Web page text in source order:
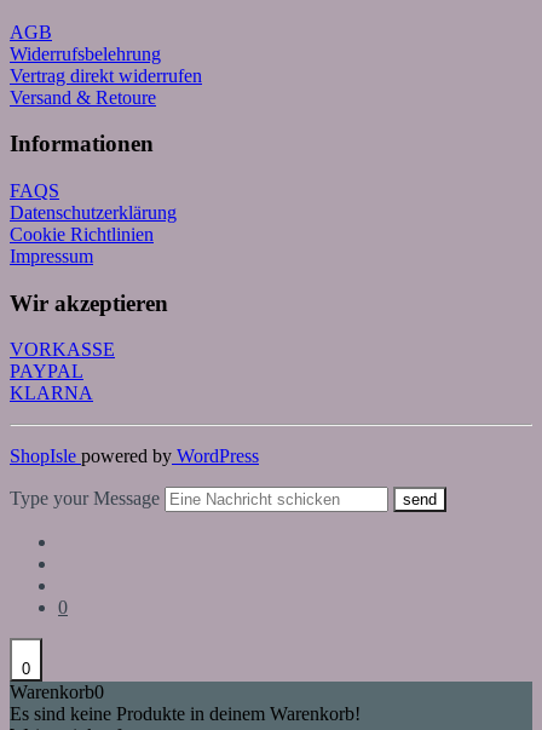
AGB
Widerrufsbelehrung
Vertrag direkt widerrufen
Versand & Retoure
Informationen
FAQS
Datenschutzerklärung
Cookie Richtlinien
Impressum
Wir akzeptieren
VORKASSE
PAYPAL
KLARNA
ShopIsle powered by WordPress
Type your Message send
0
0
Warenkorb0
Es sind keine Produkte in deinem Warenkorb!